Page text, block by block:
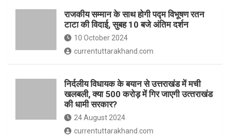
o
p
p
राजकीय सम्मान के साथ होगी पद्म विभूषण रतन
टाटा की विदाई, सुबह 10 बजे अंतिम दर्शन
10 October 2024
currentuttarakhand.com
निर्दलीय विधायक के बयान से उत्तराखंड में मची
खलबली, क्‍या 500 करोड़ में गिर जाएगी उत्‍तराखंड
की धामी सरकार?
24 August 2024
currentuttarakhand.com